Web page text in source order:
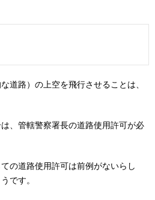
道路）の上空を飛行させることは、
、管轄警察署長の道路使用許可が必
の道路使用許可は前例がないらし
です。